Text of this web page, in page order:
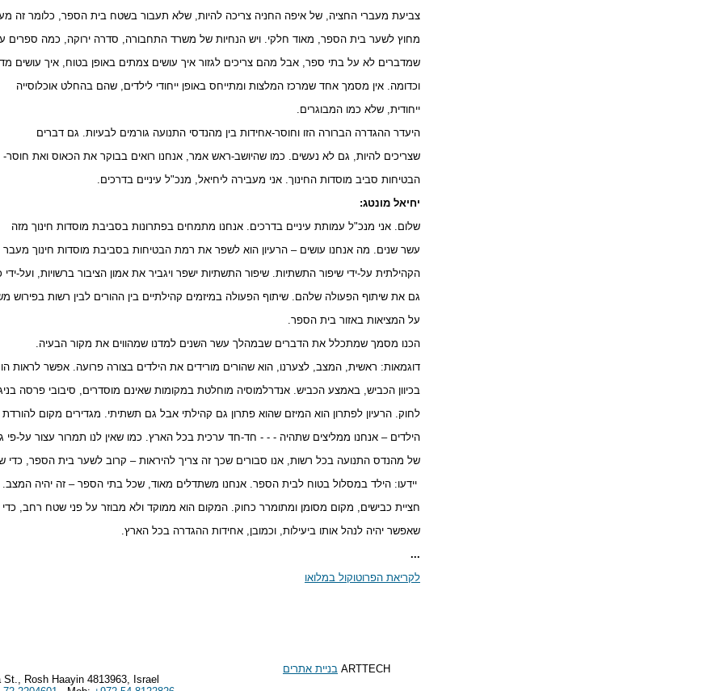
צביעת מעברי החציה, של איפה החניה צריכה להיות, שלא תעבור בשטח בית הספר, כלומר זה
מחוץ לשער בית הספר, מאוד חלקי. ויש הנחיות של משרד התחבורה, סדרה ירוקה, כמה ספרים
שמדברים לא על בתי ספר, אבל מהם צריכים לגזור איך עושים צמתים באופן בטוח, איך עושים
וכדומה. אין מסמך אחד שמרכז המלצות ומתייחס באופן ייחודי לילדים, שהם בהחלט אוכלוסייה
ייחודית, שלא כמו המבוגרים.
היעדר ההגדרה הברורה הזו וחוסר-אחידות בין מהנדסי התנועה גורמים לבעיות. גם דברים
שצריכים להיות, גם לא נעשים. כמו שהיושב-ראש אמר, אנחנו רואים בבוקר את הכאוס ואת חוסר-
הבטיחות סביב מוסדות החינוך. אני מעבירה ליחיאל, מנכ"ל עיניים בדרכים.
יחיאל מונטג:
שלום. אני מנכ"ל עמותת עיניים בדרכים. אנחנו מתמחים בפתרונות בסביבת מוסדות חינוך מזה
עשר שנים. מה אנחנו עושים – הרעיון הוא לשפר את רמת הבטיחות בסביבת מוסדות חינוך
הקהילתית על-ידי שיפור התשתיות. שיפור התשתיות ישפר ויגביר את אמון הציבור ברשויות, ועל-ידי
גם את שיתוף הפעולה שלהם. שיתוף הפעולה במיזמים קהילתיים בין ההורים לבין רשות בפירוש
על המציאות באזור בית הספר.
הכנו מסמך שמתכלל את הדברים שבמהלך עשר השנים למדנו שמהווים את מקור הבעיה.
דוגמאות: ראשית, המצב, לצערנו, הוא שהורים מורידים את הילדים בצורה פרועה. אפשר לראות
בכיוון הכביש, באמצע הכביש. אנדרלמוסיה מוחלטת במקומות שאינם מוסדרים, סיבובי פרסה
לחוק. הרעיון לפתרון הוא המיזם שהוא פתרון גם קהילתי אבל גם תשתיתי. מגדירים מקום להורדת
הילדים – אנחנו ממליצים שתהיה - - - חד-חד ערכית בכל הארץ. כמו שאין לנו תמרור עצור על-פי
של מהנדס התנועה בכל רשות, אנו סבורים שכך זה צריך להיראות – קרוב לשער בית הספר, כדי
יידעו: הילד במסלול בטוח לבית הספר. אנחנו משתדלים מאוד, שכל בתי הספר – זה יהיה
חציית כבישים, מקום מסומן ומתומרר כחוק. המקום הוא ממוקד ולא מבוזר על פני שטח רחב, כדי
שאפשר יהיה לנהל אותו ביעילות, וכמובן, אחידות ההגדרה בכל הארץ.
...
לקריאת הפרוטוקול במלואו
St., Rosh Haayin 4813963, Israel
בניית אתרים ARTTECH